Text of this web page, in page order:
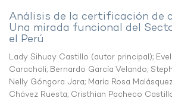
Análisis de la certificación de
Una mirada funcional del
el Perú
Lady Sihuay Castillo (autor principal);
Caracholi; Bernardo García Velando;
Nelly Góngora Jara; María Rosa
Chávez Ruesta; Cristhian Pacheco